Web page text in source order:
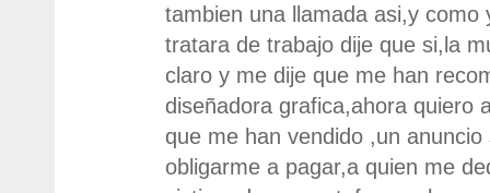
tambien una llamada asi,y como
tratara de trabajo dije que si,la
claro y me dije que me han
diseñadora grafica,ahora quiero
que me han vendido ,un
obligarme a pagar,a quien me